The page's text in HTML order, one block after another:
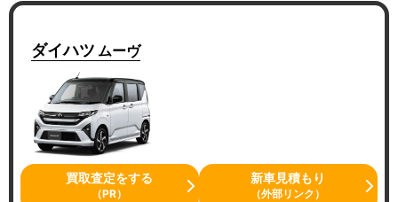
ダイハツ ムーヴ
買取査定をする
（PR）
新車見積もり
（外部リンク）